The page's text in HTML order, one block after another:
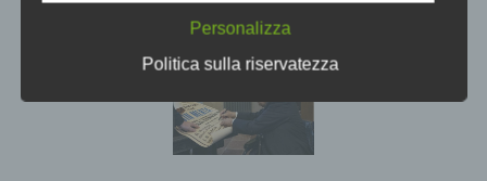
quale il nome, un numero di identificazione,
un dato identificativo, un dato relativo
all'ubicazione, un identificatore online o uno
dell'identità fisica, fisiologica, genetica,
psichica, economica, culturale o sociale
Personalizza
Politica sulla riservatezza